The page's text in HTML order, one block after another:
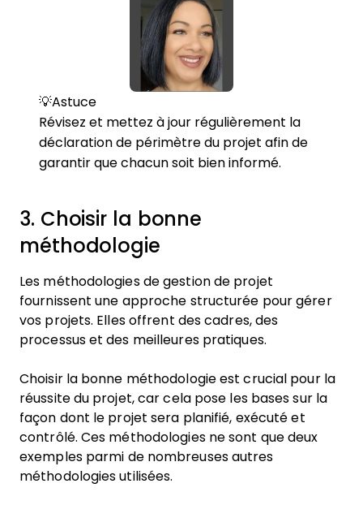
💡Astuce
Révisez et mettez à jour régulièrement la
déclaration de périmètre du projet afin de
garantir que chacun soit bien informé.
3. Choisir la bonne
méthodologie
Les méthodologies de gestion de projet
fournissent une approche structurée pour gérer
vos projets. Elles offrent des cadres, des
processus et des meilleures pratiques.
Choisir la bonne méthodologie est crucial pour la
réussite du projet, car cela pose les bases sur la
façon dont le projet sera planifié, exécuté et
contrôlé. Ces méthodologies ne sont que deux
exemples parmi de nombreuses autres
méthodologies utilisées.